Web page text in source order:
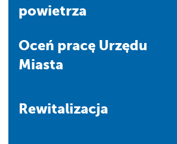
powietrza
Oceń pracę Urzędu
Miasta
Rewitalizacja